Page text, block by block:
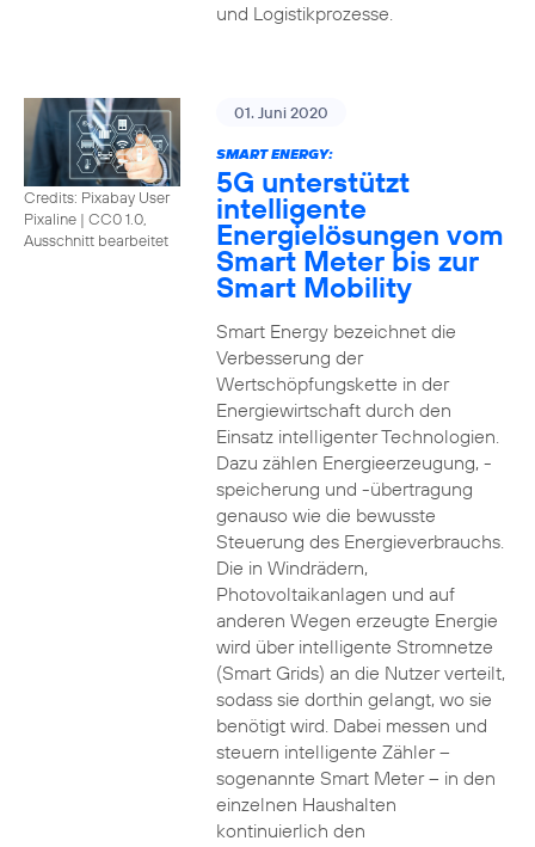
und Logistikprozesse.
Credits: Pixabay User
Pixaline | CC0 1.0,
Ausschnitt bearbeitet
01. Juni 2020
SMART ENERGY:
5G unterstützt
intelligente
Energielösungen vom
Smart Meter bis zur
Smart Mobility
Smart Energy bezeichnet die
Verbesserung der
Wertschöpfungskette in der
Energiewirtschaft durch den
Einsatz intelligenter Technologien.
Dazu zählen Energieerzeugung, -
speicherung und -übertragung
genauso wie die bewusste
Steuerung des Energieverbrauchs.
Die in Windrädern,
Photovoltaikanlagen und auf
anderen Wegen erzeugte Energie
wird über intelligente Stromnetze
(Smart Grids) an die Nutzer verteilt,
sodass sie dorthin gelangt, wo sie
benötigt wird. Dabei messen und
steuern intelligente Zähler –
sogenannte Smart Meter – in den
einzelnen Haushalten
kontinuierlich den